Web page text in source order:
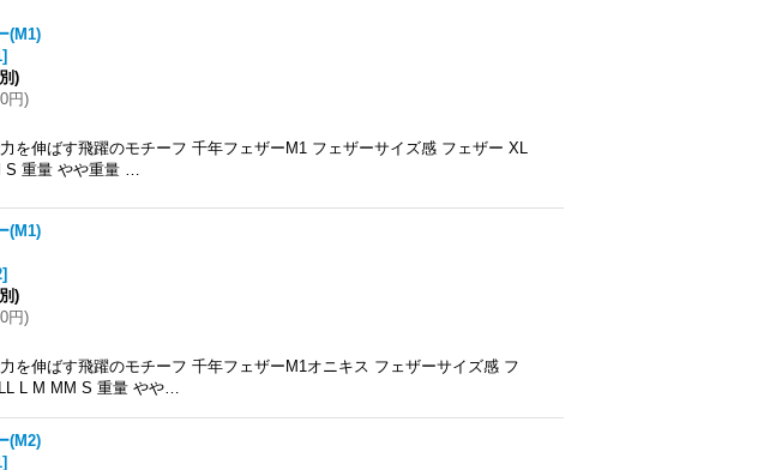
(M1)
]
)
円)
を伸ばす飛躍のモチーフ 千年フェザーM1 フェザーサイズ感 フェザー XL
S 重量 やや重量 …
(M1)
]
)
円)
を伸ばす飛躍のモチーフ 千年フェザーM1オニキス フェザーサイズ感 フ
L M MM S 重量 やや…
(M2)
]